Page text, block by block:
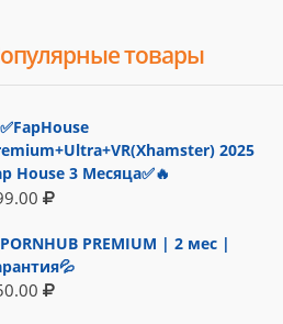
товары
2025
House 3 Месяца✅🔥
PREMIUM | 2 мес |